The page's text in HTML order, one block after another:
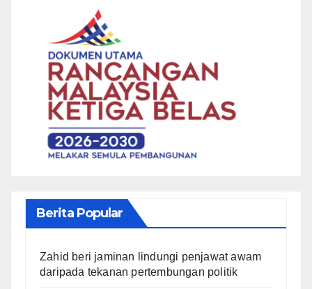
Berita Popular
Zahid beri jaminan lindungi penjawat awam
daripada tekanan pertembungan politik